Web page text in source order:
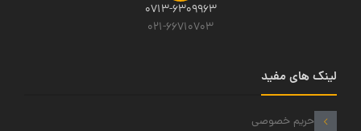
0713-6309963
021-66710703
لینک های مفید
حریم خصوصی